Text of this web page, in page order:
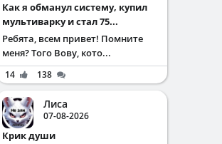
Как я обманул систему, купил
мультиварку и стал 75...
Ребята, всем привет! Помните
меня? Того Вову, кото...
14 138
Лиса
07-08-2026
Крик души